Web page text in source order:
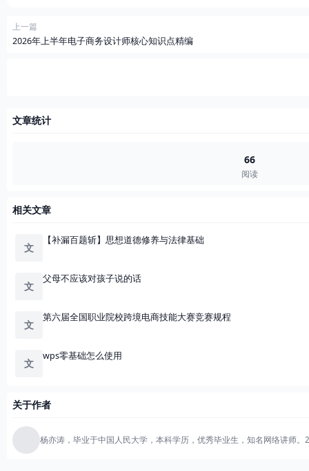
上一篇
2026年上半年电子商务设计师核心知识点精编
文章统计
66
阅读
相关文章
文
【补漏百题斩】思想道德修养与法律基础
文
父母不应该对孩子说的话
文
第六届全国职业院校跨境电商技能大赛竞赛规程
文
wps零基础怎么使用
关于作者
杨亦涛，毕业于中国人民大学，本科学历，优秀毕业生，知名网络讲师